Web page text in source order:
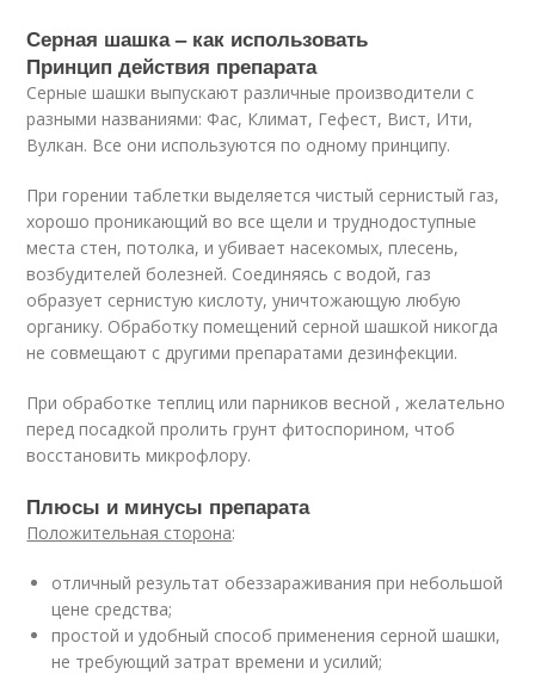
Серная шашка – как использовать
Принцип действия препарата
Серные шашки выпускают различные производители с
разными названиями: Фас, Климат, Гефест, Вист, Ити,
Вулкан. Все они используются по одному принципу.
При горении таблетки выделяется чистый сернистый газ,
хорошо проникающий во все щели и труднодоступные
места стен, потолка, и убивает насекомых, плесень,
возбудителей болезней. Соединяясь с водой, газ
образует сернистую кислоту, уничтожающую любую
органику. Обработку помещений серной шашкой никогда
не совмещают с другими препаратами дезинфекции.
При обработке теплиц или парников весной , желательно
перед посадкой пролить грунт фитоспорином, чтоб
восстановить микрофлору.
Плюсы и минусы препарата
Положительная сторона:
отличный результат обеззараживания при небольшой
цене средства;
простой и удобный способ применения серной шашки,
не требующий затрат времени и усилий;